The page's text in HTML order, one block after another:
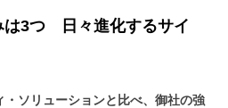
は3つ 日々進化するサイ
ソリューションと比べ、御社の強